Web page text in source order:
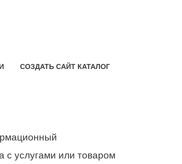
СОЗДАТЬ САЙТ КАТАЛОГ
с услугами или товаром